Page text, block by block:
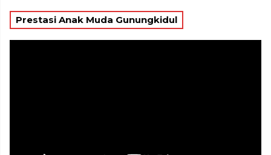
Prestasi Anak Muda Gunungkidul